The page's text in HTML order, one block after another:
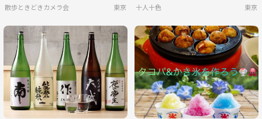
散歩ときどきカメラ会 東京 十人十色 東京